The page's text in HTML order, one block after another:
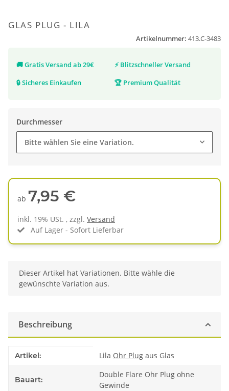
GLAS PLUG - LILA
Artikelnummer: 413.C-3483
🚚Gratis Versand ab 29€ ⚡ Blitzschneller Versand
🔒Sicheres Einkaufen 🏆 Premium Qualität
Durchmesser
Bitte wählen Sie eine Variation.
ab 7,95 €
inkl. 19% USt. , zzgl. Versand
Auf Lager - Sofort Lieferbar
x
Dieser Artikel hat Variationen. Bitte wähle die
gewünschte Variation aus.
Beschreibung
Produkteigenschaft
Wert
Artikel: Lila Ohr Plug aus Glas
Bauart:
Double Flare Ohr Plug ohne
Gewinde